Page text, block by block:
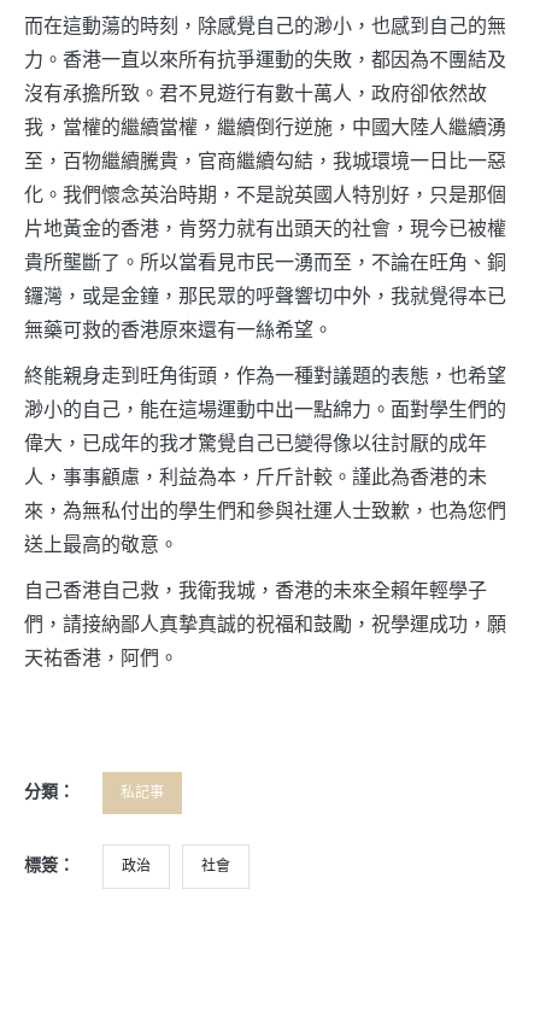
而在這動蕩的時刻，除感覺自己的渺小，也感到自己的無
力。香港一直以來所有抗爭運動的失敗，都因為不團結及
沒有承擔所致。君不見遊行有數十萬人，政府卻依然故
我，當權的繼續當權，繼續倒行逆施，中國大陸人繼續湧
至，百物繼續騰貴，官商繼續勾結，我城環境一日比一惡
化。我們懷念英治時期，不是說英國人特別好，只是那個
片地黃金的香港，肯努力就有出頭天的社會，現今已被權
貴所壟斷了。所以當看見市民一湧而至，不論在旺角、銅
鑼灣，或是金鐘，那民眾的呼聲響切中外，我就覺得本已
無藥可救的香港原來還有一絲希望。
終能親身走到旺角街頭，作為一種對議題的表態，也希望
渺小的自己，能在這場運動中出一點綿力。面對學生們的
偉大，已成年的我才驚覺自己已變得像以往討厭的成年
人，事事顧慮，利益為本，斤斤計較。謹此為香港的未
來，為無私付出的學生們和參與社運人士致歉，也為您們
送上最高的敬意。
自己香港自己救，我衛我城，香港的未來全賴年輕學子
們，請接納鄙人真摯真誠的祝福和鼓勵，祝學運成功，願
天祐香港，阿們。
分類： 私記事
標簽： 政治 社會